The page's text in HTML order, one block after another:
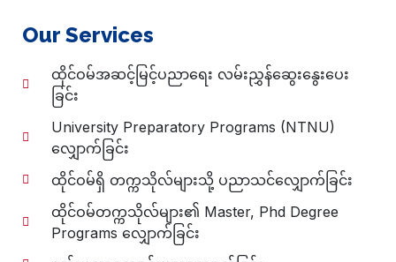
Our Services
ထိုင်ဝမ်အဆင့်မြင့်ပညာရေး လမ်းညွှန်ဆွေးနွေးပေး
ခြင်း
University Preparatory Programs (NTNU)
လျှောက်ခြင်း
ထိုင်ဝမ်ရှိ တက္ကသိုလ်များသို့ ပညာသင်လျှောက်ခြင်း
ထိုင်ဝမ်တက္ကသိုလ်များ၏ Master, Phd Degree
Programs လျှောက်ခြင်း